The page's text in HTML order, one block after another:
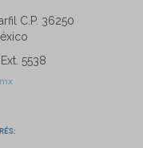
C.P. 36250
5538